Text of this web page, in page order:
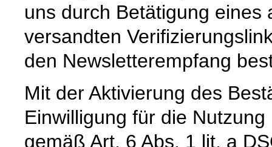
uns durch Betätigung
versandten
den Newsletterempfang
Mit der Aktivierung des
Einwilligung für die
gemäß Art. 6 Abs. 1 lit. a